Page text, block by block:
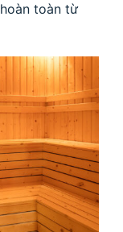
toàn từ